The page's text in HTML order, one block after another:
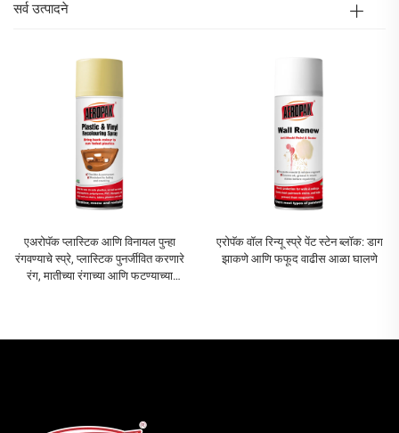
सर्व उत्पादने
एअरोपॅक प्लास्टिक आणि विनायल पुन्हा
रंगवण्याचे स्प्रे, प्लास्टिक पुनर्जीवित करणारे
रंग, मातीच्या रंगाच्या आणि फटण्याच्या
एरोपॅक वॉल रिन्यू स्प्रे पेंट स्टेन ब्लॉक: डाग
झाकणे आणि फफूद वाढीस आळा घालणे